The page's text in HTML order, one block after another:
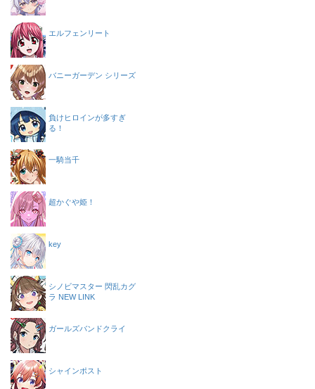
エルフェンリート
バニーガーデン シリーズ
負けヒロインが多すぎ
る！
一騎当千
超かぐや姫！
key
シノビマスター 閃乱カグ
ラ NEW LINK
ガールズバンドクライ
シャインポスト